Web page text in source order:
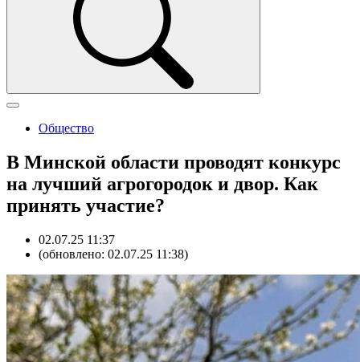
Общество
В Минской области проводят конкурс
на лучший агрогородок и двор. Как
принять участие?
02.07.25 11:37
(обновлено: 02.07.25 11:38)